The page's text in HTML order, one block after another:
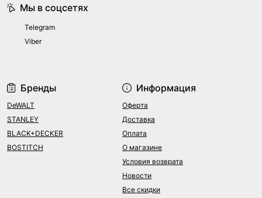
Бренды
DeWALT
STANLEY
BLACK+DECKER
BOSTITCH
Информация
Оферта
Доставка
Оплата
О магазине
Условия возврата
Новости
Все скидки
Мы в соцсетях
Telegram
Viber